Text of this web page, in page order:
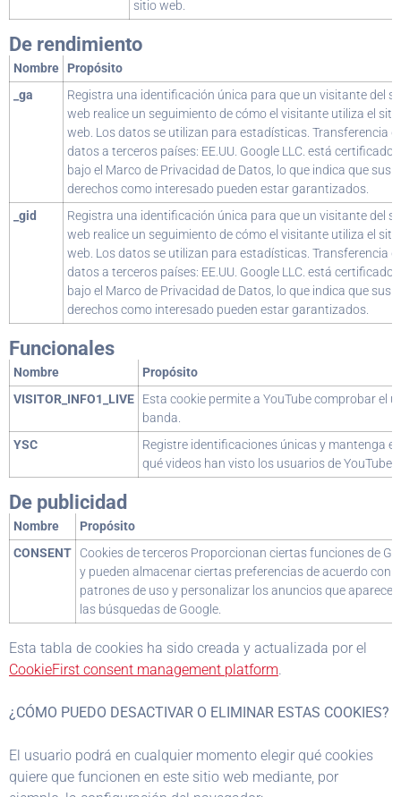
sitio web.
De rendimiento
Nombre Propósito
_ga
Registra una identificación única para que un visitante del
web realice un seguimiento de cómo el visitante utiliza el sitio
web. Los datos se utilizan para estadísticas. Transferencia
datos a terceros países: EE.UU. Google LLC. está certificado
bajo el Marco de Privacidad de Datos, lo que indica que sus
derechos como interesado pueden estar garantizados.
_gid
Registra una identificación única para que un visitante del
web realice un seguimiento de cómo el visitante utiliza el sitio
web. Los datos se utilizan para estadísticas. Transferencia
datos a terceros países: EE.UU. Google LLC. está certificado
bajo el Marco de Privacidad de Datos, lo que indica que sus
derechos como interesado pueden estar garantizados.
Funcionales
Nombre
Propósito
VISITOR_INFO1_LIVE Esta cookie permite a YouTube comprobar el
banda.
YSC
Registre identificaciones únicas y mantenga
qué videos han visto los usuarios de YouTube.
De publicidad
Nombre
Propósito
CONSENT Cookies de terceros Proporcionan ciertas funciones de
y pueden almacenar ciertas preferencias de acuerdo con
patrones de uso y personalizar los anuncios que
las búsquedas de Google.
Esta tabla de cookies ha sido creada y actualizada por el
CookieFirst consent management platform.
¿CÓMO PUEDO DESACTIVAR O ELIMINAR ESTAS COOKIES?
El usuario podrá en cualquier momento elegir qué cookies
quiere que funcionen en este sitio web mediante, por